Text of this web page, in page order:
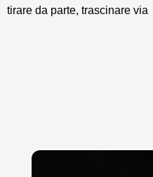
tirare da parte, trascinare via